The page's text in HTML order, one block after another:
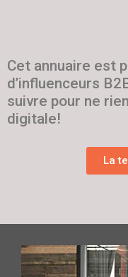
Cet annuaire est
d’influenceurs
suivre pour ne
digitale!
La